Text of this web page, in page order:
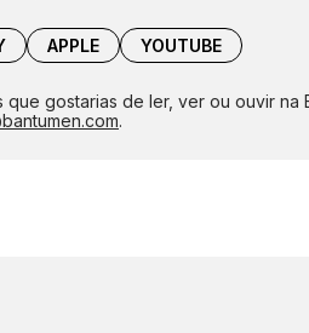
APPLE YOUTUBE
gostarias de ler, ver ou ouvir na
.